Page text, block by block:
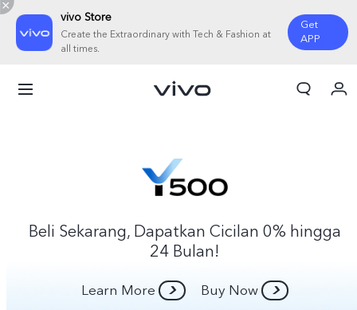
vivo Store
Create the Extraordinary with Tech & Fashion at
all times.
Get
APP
Beli Sekarang, Dapatkan Cicilan 0% hingga
24 Bulan!
Learn More Buy Now